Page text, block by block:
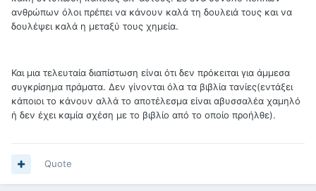
ανθρώπων όλοι πρέπει να κάνουν καλά τη δουλειά τους και να
δουλέψει καλά η μεταξύ τους χημεία.
Και μια τελευταία διαπίστωση είναι ότι δεν πρόκειται για άμμεσα
συγκρίσημα πράματα. Δεν γίνονται όλα τα βιβλία τανίες(εντάξει
κάποιοι το κάνουν αλλά το αποτέλεσμα είναι αβυσσαλέα χαμηλό
ή δεν έχει καμία σχέση με το βιβλίο από το οποίο προήλθε).
Quote